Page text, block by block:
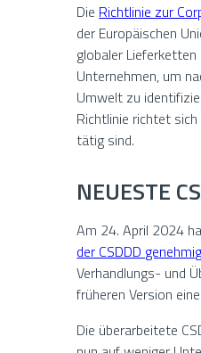
Die Richtlinie zur
der Europäischen
globaler
Unternehmen, um
Umwelt zu
Richtlinie richtet
tätig sind.
NEUESTE
Am 24. April 2024
der CSDDD
Verhandlungs- und
früheren Version
Die überarbeitete